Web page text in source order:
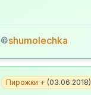
©shumolechka
Пирожки + (03.06.2018)